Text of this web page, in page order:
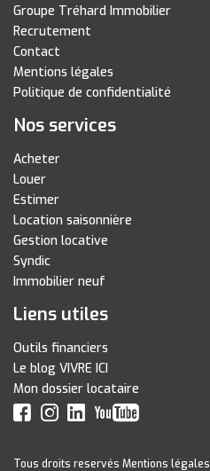
Groupe Tréhard Immobilier
Recrutement
Contact
Mentions légales
Politique de confidentialité
Nos services
Acheter
Louer
Estimer
Location saisonnière
Gestion locative
Syndic
Immobilier neuf
Liens utiles
Outils financiers
Le blog VIVRE ICI
Mon dossier locataire
Tous droits reservés Mentions légales